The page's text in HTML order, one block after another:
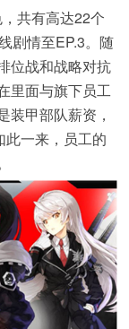
共有高达22个
剧情至EP.3。随
位战和战略对抗
里面与旗下员工
装甲部队薪资，
此一来，员工的